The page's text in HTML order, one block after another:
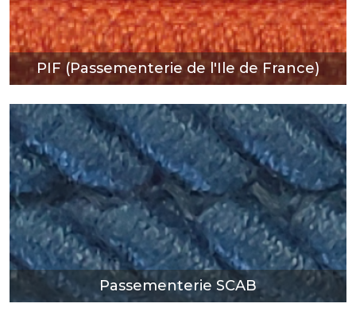
PIF (Passementerie de l'Ile de France)
DÉCOUVRIR
Passementerie SCAB
Passementerie SCAB
DÉCOUVRIR